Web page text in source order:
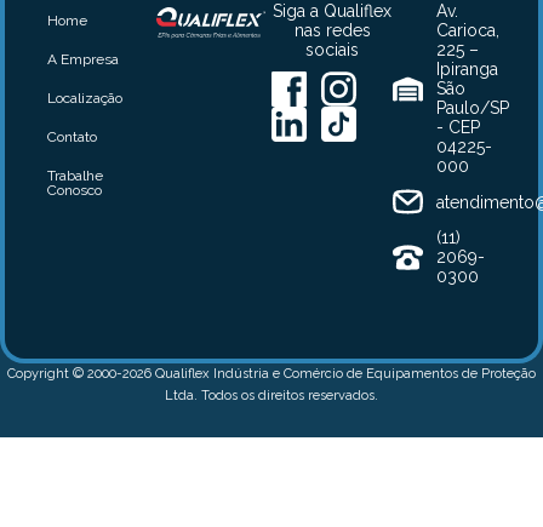
Av.
Carioca,
225 –
Ipiranga
São
Paulo/SP
- CEP
04225-
000
(11)
2069-
0300
Siga a Qualiflex
nas redes
sociais
Home
A Empresa
Localização
Contato
Trabalhe
Conosco
Copyright © 2000-2026 Qualiflex Indústria e Comércio de Equipamentos de Proteção
Ltda. Todos os direitos reservados.